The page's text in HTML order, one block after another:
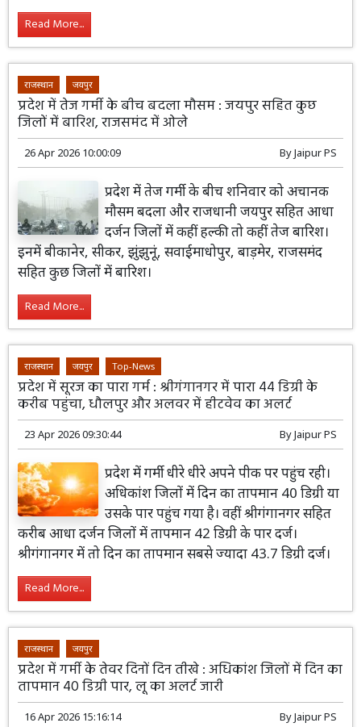
Read More...
राजस्थान जयपुर
प्रदेश में तेज गर्मी के बीच बदला मौसम : जयपुर सहित कुछ
जिलों में बारिश, राजसमंद में ओले
26 Apr 2026 10:00:09 ByJaipur PS
प्रदेश में तेज गर्मी के बीच शनिवार को अचानक
मौसम बदला और राजधानी जयपुर सहित आधा
दर्जन जिलों में कहीं हल्की तो कहीं तेज बारिश।
इनमें बीकानेर, सीकर, झुंझुनूं, सवाईमाधोपुर, बाड़मेर, राजसमंद
सहित कुछ जिलों में बारिश।
Read More...
राजस्थान जयपुर Top-News
प्रदेश में सूरज का पारा गर्म : श्रीगंगानगर में पारा 44 डिग्री के
करीब पहुंचा, धौलपुर और अलवर में हीटवेव का अलर्ट
23 Apr 2026 09:30:44 ByJaipur PS
प्रदेश में गर्मी धीरे धीरे अपने पीक पर पहुंच रही।
अधिकांश जिलों में दिन का तापमान 40 डिग्री या
उसके पार पहुंच गया है। वहीं श्रीगंगानगर सहित
करीब आधा दर्जन जिलों में तापमान 42 डिग्री के पार दर्ज।
श्रीगंगानगर में तो दिन का तापमान सबसे ज्यादा 43.7 डिग्री दर्ज।
Read More...
राजस्थान जयपुर
प्रदेश में गर्मी के तेवर दिनों दिन तीखे : अधिकांश जिलों में दिन का
तापमान 40 डिग्री पार, लू का अलर्ट जारी
16 Apr 2026 15:16:14 ByJaipur PS